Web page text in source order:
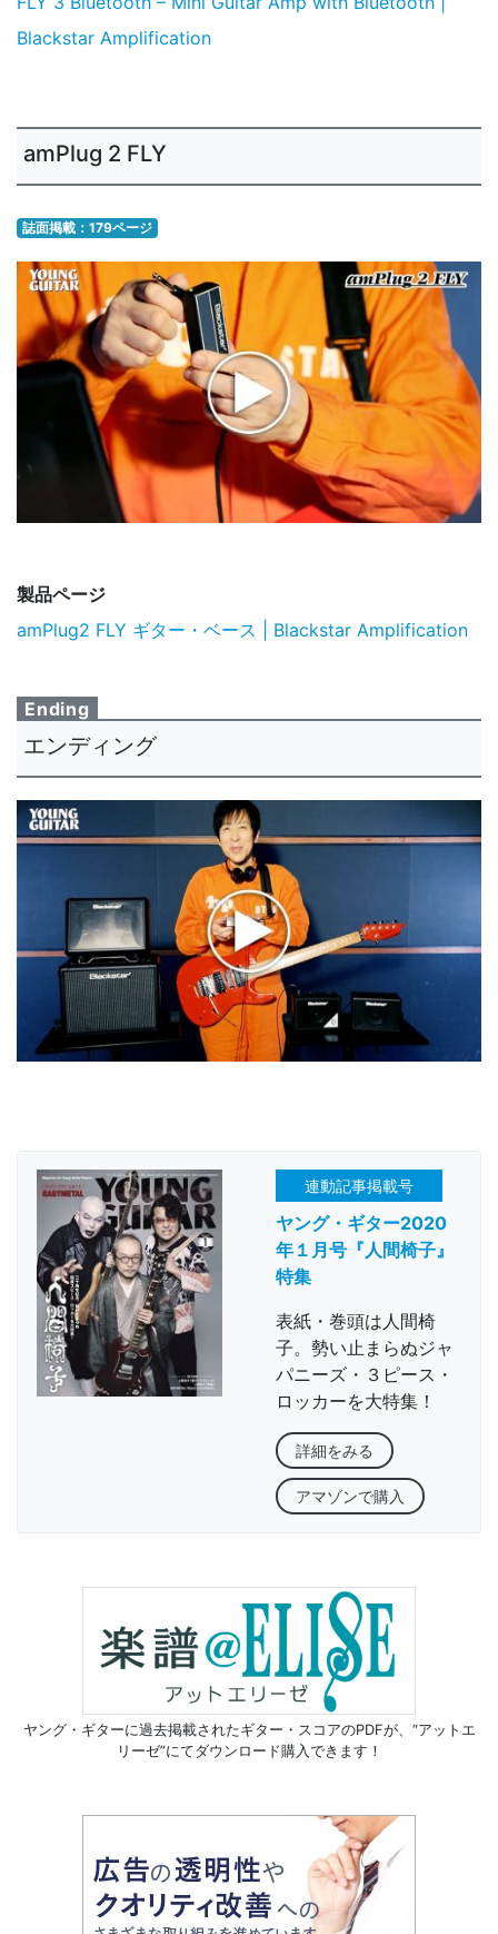
Blackstar Amplification
amPlug 2 FLY
誌面掲載：179ページ
製品ページ
amPlug2 FLY ギター・ベース | Blackstar Amplification
Ending
エンディング
連動記事掲載号
ヤング・ギター2020
年１月号『人間椅子』
特集
表紙・巻頭は人間椅
子。勢い止まらぬジャ
パニーズ・３ピース・
ロッカーを大特集！
詳細をみる
アマゾンで購入
ヤング・ギターに過去掲載されたギター・スコアのPDFが、 “アットエ
リーゼ”にてダウンロード購入できます！